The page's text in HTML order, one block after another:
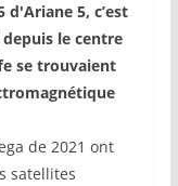
5, c’est
le centre
se trouvaient
de 2021 ont
satellites